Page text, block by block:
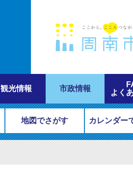
観光情報 市政情報
よく
地図でさがす カレンダー